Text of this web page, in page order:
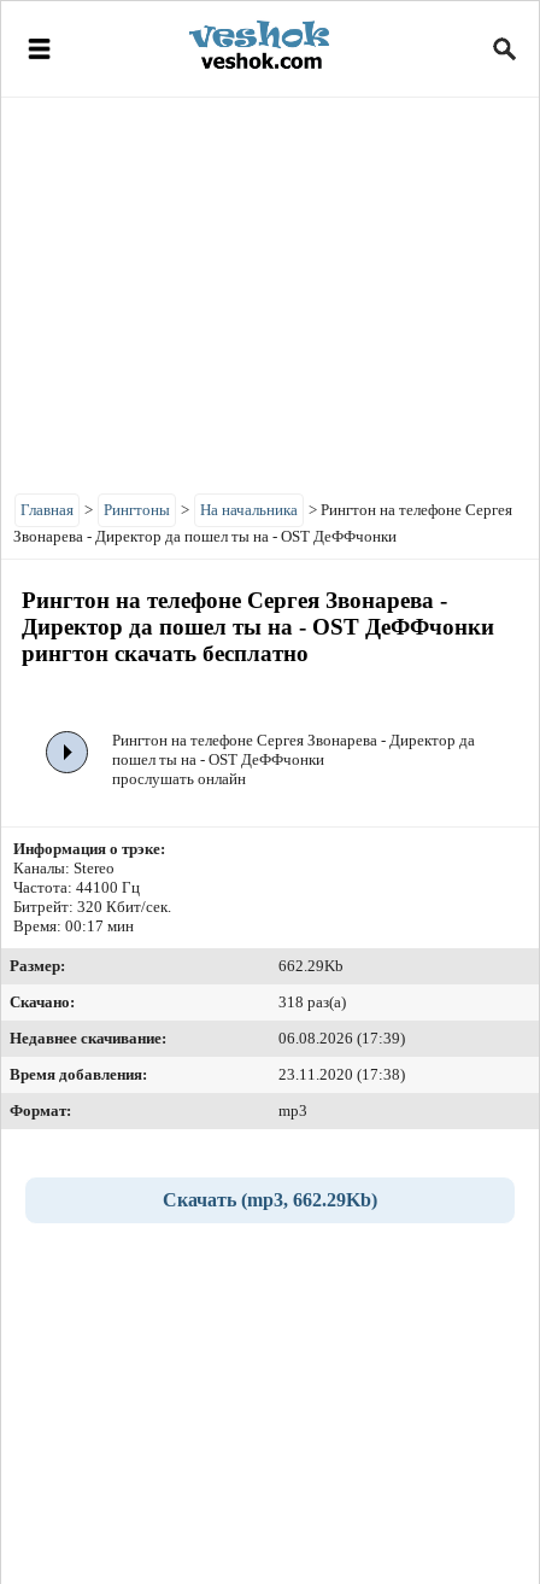
Главная > Рингтоны > На начальника > Рингтон на телефоне Сергея
Звонарева - Директор да пошел ты на - OST ДеФФчонки
Рингтон на телефоне Сергея Звонарева -
Директор да пошел ты на - OST ДеФФчонки
рингтон скачать бесплатно
Рингтон на телефоне Сергея Звонарева - Директор да
пошел ты на - OST ДеФФчонки
прослушать онлайн
Информация о трэке:
Каналы: Stereo
Частота: 44100 Гц
Битрейт: 320 Кбит/сек.
Время: 00:17 мин
Размер:
662.29Kb
Скачано:
318 раз(а)
Недавнее скачивание:
06.08.2026 (17:39)
Время добавления:
23.11.2020 (17:38)
Формат:
mp3
Скачать (mp3, 662.29Kb)